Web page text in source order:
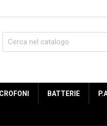
BATTERIE